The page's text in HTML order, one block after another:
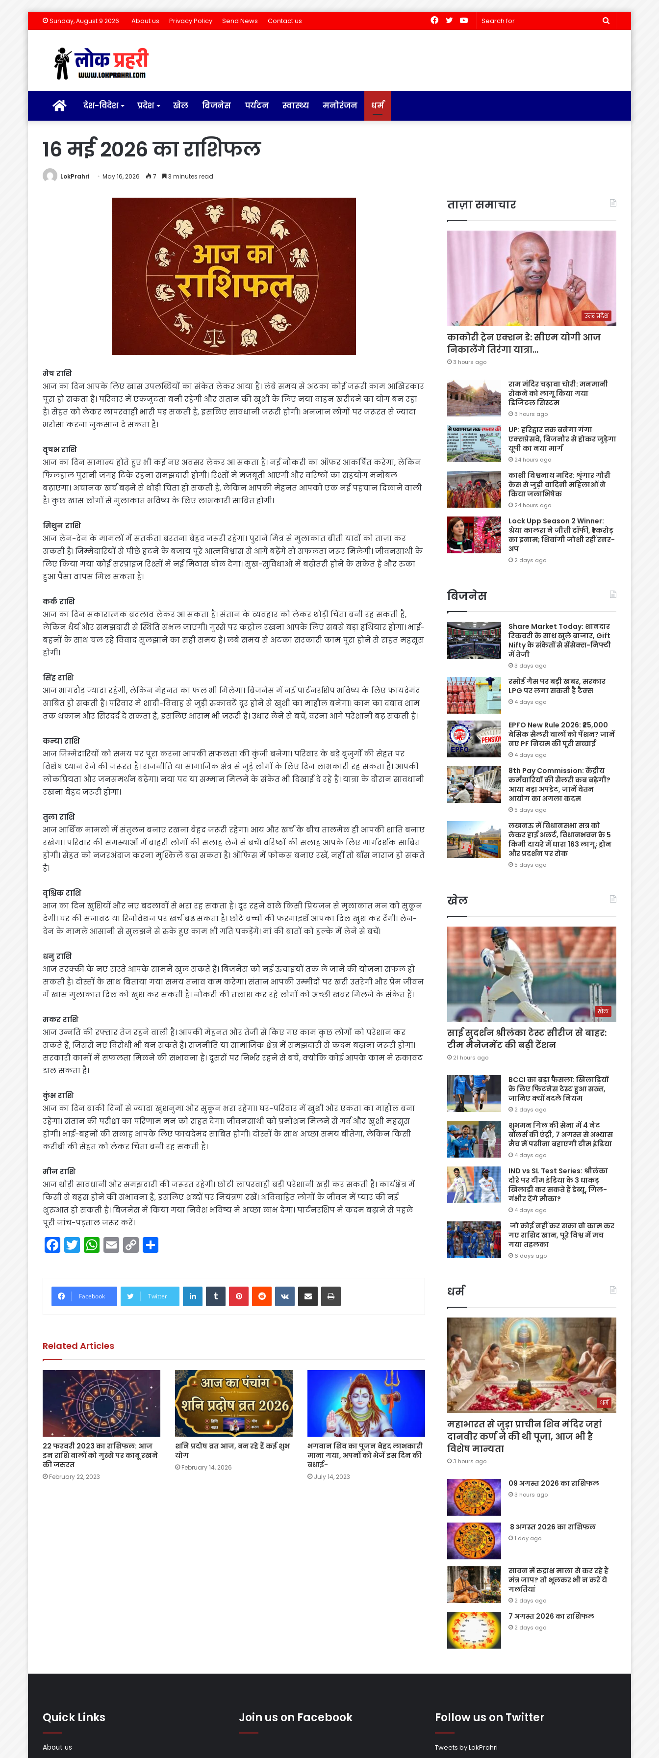
Sunday, August 9 2026 About us Privacy Policy Send News Contact us
Search
YouTube
Twitter
Facebook
होम देश-विदेश प्रदेश खेल बिजनेस पर्यटन स्वास्थ्य मनोरंजन धर्म
16 मई 2026 का राशिफल
LokPrahri May 16, 2026 7 3 minutes read
मेष राशि
आज का दिन आपके लिए खास उपलब्धियों का संकेत लेकर आया है। लंबे समय से अटका कोई जरूरी काम आखिरकार
पूरा हो सकता है। परिवार में एकजुटता बनी रहेगी और संतान की खुशी के लिए नया वाहन खरीदने का योग बन रहा
है। सेहत को लेकर लापरवाही भारी पड़ सकती है, इसलिए सावधानी जरूरी होगी। अनजान लोगों पर जरूरत से ज्यादा
भरोसा करना नुकसान दे सकता है।
वृषभ राशि
आज का दिन सामान्य होते हुए भी कई नए अवसर लेकर आ सकता है। नई नौकरी का ऑफर आकर्षित करेगा, लेकिन
फिलहाल पुरानी जगह टिके रहना समझदारी होगी। रिश्तों में मजबूती आएगी और वरिष्ठों का सहयोग मनोबल
बढ़ाएगा। अचानक खर्च बढ़ने से थोड़ी चिंता हो सकती है, लेकिन आपकी मेहनत आपको एक नई पहचान दिलाने वाली
है। कुछ खास लोगों से मुलाकात भविष्य के लिए लाभकारी साबित होगी।
मिथुन राशि
आज लेन-देन के मामलों में सतर्कता बरतना बेहद जरूरी रहेगा। पुराने मित्र से मुलाकात बीती यादों को ताज़ा कर
सकती है। जिम्मेदारियों से पीछे हटने के बजाय पूरे आत्मविश्वास से आगे बढ़ेंगे तो सफलता जरूर मिलेगी। जीवनसाथी के
लिए किया गया कोई सरप्राइज रिश्तों में नई मिठास घोल देगा। सुख-सुविधाओं में बढ़ोतरी होने के संकेत हैं और रुका
हुआ पैसा वापस मिल सकता है।
कर्क राशि
आज का दिन सकारात्मक बदलाव लेकर आ सकता है। संतान के व्यवहार को लेकर थोड़ी चिंता बनी रह सकती है,
लेकिन धैर्य और समझदारी से स्थिति संभल जाएगी। गुस्से पर कंट्रोल रखना आपके लिए सबसे बड़ा हथियार होगा। भाई-
बहनों के साथ चल रहे विवाद सुलझाने का सही समय है। लंबे समय से अटका सरकारी काम पूरा होने से राहत महसूस
होगी।
सिंह राशि
आज भागदौड़ ज्यादा रहेगी, लेकिन मेहनत का फल भी मिलेगा। बिजनेस में नई पार्टनरशिप भविष्य के लिए फायदेमंद
साबित हो सकती है। परिवार में शादी-विवाह से जुड़ी रुकावटें दूर होने से खुशी का माहौल बनेगा। काम का दबाव शाम
तक थकान और सिरदर्द दे सकता है, इसलिए आराम भी जरूरी है। उधार लेने से बचें, वरना आगे परेशानी बढ़ सकती है।
कन्या राशि
आज जिम्मेदारियों को समय पर पूरा करना आपकी सफलता की कुंजी बनेगा। परिवार के बड़े बुजुर्गों की सेहत पर
विशेष ध्यान देने की जरूरत है। राजनीति या सामाजिक क्षेत्र से जुड़े लोगों के लिए दिन लाभकारी रह सकता है। आपकी
लोकप्रियता और जनसमर्थन बढ़ेगा। नया पद या सम्मान मिलने के संकेत भी दिखाई दे रहे हैं। यात्रा के दौरान सावधानी
रखना बेहद जरूरी होगा।
तुला राशि
आज आर्थिक मामलों में संतुलन बनाए रखना बेहद जरूरी रहेगा। आय और खर्च के बीच तालमेल ही आपकी शांति बनाए
रखेगा। परिवार की समस्याओं में बाहरी लोगों की सलाह लेने से बचें। वरिष्ठों की सलाह आपके लिए मार्गदर्शक साबित
होगी। सेहत को नजरअंदाज करना मुश्किलें बढ़ा सकता है। ऑफिस में फोकस बनाए रखें, नहीं तो बॉस नाराज हो सकते
हैं।
वृश्चिक राशि
आज का दिन खुशियों और नए बदलावों से भरा रह सकता है। दूर रहने वाले किसी प्रियजन से मुलाकात मन को सुकून
देगी। घर की सजावट या रिनोवेशन पर खर्च बढ़ सकता है। छोटे बच्चों की फरमाइशें आपका दिल खुश कर देंगी। लेन-
देन के मामले आसानी से सुलझने से रुके हुए काम भी गति पकड़ेंगे। मां की बातों को हल्के में लेने से बचें।
धनु राशि
आज तरक्की के नए रास्ते आपके सामने खुल सकते हैं। बिजनेस को नई ऊंचाइयों तक ले जाने की योजना सफल हो
सकती है। दोस्तों के साथ बिताया गया समय तनाव कम करेगा। संतान आपकी उम्मीदों पर खरी उतरेगी और प्रेम जीवन
में खास मुलाकात दिल को खुश कर सकती है। नौकरी की तलाश कर रहे लोगों को अच्छी खबर मिलने के संकेत हैं।
मकर राशि
आज उन्नति की रफ्तार तेज रहने वाली है। आपकी मेहनत और तेजी से किए गए काम कुछ लोगों को परेशान कर
सकते हैं, जिससे नए विरोधी भी बन सकते हैं। राजनीति या सामाजिक क्षेत्र में समझदारी से कदम बढ़ाना जरूरी होगा।
सरकारी कामों में सफलता मिलने की संभावना है। दूसरों पर निर्भर रहने से बचें, क्योंकि कोई आपके काम में रुकावट
डाल सकता है।
कुंभ राशि
आज का दिन बाकी दिनों से ज्यादा खुशनुमा और सुकून भरा रहेगा। घर-परिवार में खुशी और एकता का माहौल बना
रहेगा। संतान की परीक्षा का परिणाम मन को राहत देगा। जीवनसाथी को प्रमोशन मिलने से गर्व और खुशी महसूस
होगी। भाई-बहनों की सलाह आपके लिए फायदेमंद साबित होगी। दोस्तों के साथ अच्छा समय बीतेगा, लेकिन किसी
करीबी की सेहत को लेकर चिंता बनी रह सकती है।
मीन राशि
आज थोड़ी सावधानी और समझदारी की जरूरत रहेगी। छोटी लापरवाही बड़ी परेशानी खड़ी कर सकती है। कार्यक्षेत्र में
किसी से बहस होने की संभावना है, इसलिए शब्दों पर नियंत्रण रखें। अविवाहित लोगों के जीवन में प्यार की नई
शुरुआत हो सकती है। बिजनेस में किया गया निवेश भविष्य में अच्छा लाभ देगा। पार्टनरशिप में कदम बढ़ाने से पहले
पूरी जांच-पड़ताल जरूर करें।
F
a
c
e
b
o
k
T
w
itt
er
W
h
a
ts
A
p
E
m
ai
l
C
o
p
y
Li
ar
e
Facebook Twitter
LinkedInTumblrPinterestReddit VKontakte
Share via Email Print
Related Articles
22 फरवरी 2023 का राशिफल: आज
इन राशि वालों को गुस्से पर काबू रखने
की जरुरत
February 22, 2023
शनि प्रदोष व्रत आज, बन रहे हैं कई शुभ
योग
February 14, 2026
भगवान शिव का पूजन बेहद लाभकारी
माना गया, अपनों को भेजें इस दिन की
बधाई-
July 14, 2023
ताज़ा समाचार
उत्तर प्रदेश
काकोरी ट्रेन एक्शन डे: सीएम योगी आज
निकालेंगे तिरंगा यात्रा…
3 hours ago
राम मंदिर चढ़ावा चोरी: मनमानी
रोकने को लागू किया गया
डिजिटल सिस्टम
3 hours ago
UP: हरिद्वार तक बनेगा गंगा
एक्सप्रेसवे, बिजनौर से होकर जुड़ेगा
यूपी का नया मार्ग
24 hours ago
काशी विश्वनाथ मदिर: शृंगार गौरी
केस से जुड़ी वादिनी महिलाओं ने
किया जलाभिषेक
24 hours ago
Lock Upp Season 2 Winner:
श्रेया कालरा ने जीती ट्रॉफी, ₹1 करोड़
का इनाम; शिवांगी जोशी रहीं रनर-
अप
2 days ago
बिजनेस
Share Market Today: शानदार
रिकवरी के साथ खुले बाजार, Gift
Nifty के संकेतों से सेंसेक्स-निफ्टी
में तेजी
3 days ago
रसोई गैस पर बड़ी खबर, सरकार
LPG पर लगा सकती है टैक्स
4 days ago
EPFO New Rule 2026: ₹25,000
बेसिक सैलरी वालों को पेंशन? जानें
नए PF नियम की पूरी सच्चाई
4 days ago
8th Pay Commission: केंद्रीय
कर्मचारियों की सैलरी कब बढ़ेगी?
आया बड़ा अपडेट, जानें वेतन
आयोग का अगला कदम
5 days ago
लखनऊ में विधानसभा सत्र को
लेकर हाई अलर्ट, विधानभवन के 5
किमी दायरे में धारा 163 लागू; ड्रोन
और प्रदर्शन पर रोक
5 days ago
खेल
खेल
साई सुदर्शन श्रीलंका टेस्ट सीरीज से बाहर:
टीम मैनेजमेंट की बढ़ी टेंशन
21 hours ago
BCCI का बड़ा फैसला: खिलाड़ियों
के लिए फिटनेस टेस्ट हुआ सख्त,
जानिए क्यों बदले नियम
2 days ago
शुभमन गिल की सेना में 4 नेट
बॉलर्स की एंट्री, 7 अगस्त से अभ्यास
मैच में पसीना बहाएगी टीम इंडिया
4 days ago
IND vs SL Test Series: श्रीलंका
दौरे पर टीम इंडिया के 3 धाकड़
खिलाड़ी कर सकते हैं डेब्यू, गिल-
गंभीर देंगे मौका?
4 days ago
जो कोई नहीं कर सका वो काम कर
गए राशिद खान, पूरे विश्व में मच
गया तहलका
6 days ago
धर्म
धर्म
महाभारत से जुड़ा प्राचीन शिव मंदिर जहां
दानवीर कर्ण ने की थी पूजा, आज भी है
विशेष मान्यता
3 hours ago
09 अगस्त 2026 का राशिफल
3 hours ago
8 अगस्त 2026 का राशिफल
1 day ago
सावन में रुद्राक्ष माला से कर रहे हैं
मंत्र जाप? तो भूलकर भी न करें ये
गलतियां
2 days ago
7 अगस्त 2026 का राशिफल
2 days ago
Quick Links
About us
Join us on Facebook Follow us on Twitter
Tweets by LokPrahri